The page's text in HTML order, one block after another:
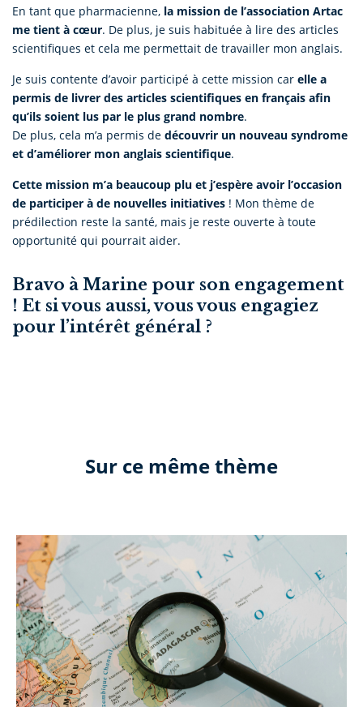
En tant que pharmacienne, la mission de l’association Artac
me tient à cœur. De plus, je suis habituée à lire des articles
scientifiques et cela me permettait de travailler mon anglais.
Je suis contente d’avoir participé à cette mission car elle a
permis de livrer des articles scientifiques en français afin
qu’ils soient lus par le plus grand nombre.
De plus, cela m’a permis de découvrir un nouveau syndrome
et d’améliorer mon anglais scientifique.
Cette mission m’a beaucoup plu et j’espère avoir l’occasion
de participer à de nouvelles initiatives ! Mon thème de
prédilection reste la santé, mais je reste ouverte à toute
opportunité qui pourrait aider.
Bravo à Marine pour son engagement
! Et si vous aussi, vous vous engagiez
pour l’intérêt général ?
Sur ce même thème